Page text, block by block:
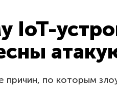
IoT-
причин, по которым